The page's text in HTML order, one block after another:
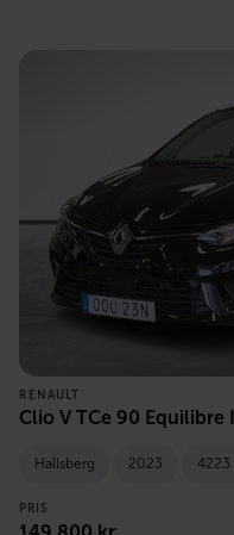
RENAULT
Clio V TCe 90 Equilibre
Hallsberg 2023 4223
PRIS